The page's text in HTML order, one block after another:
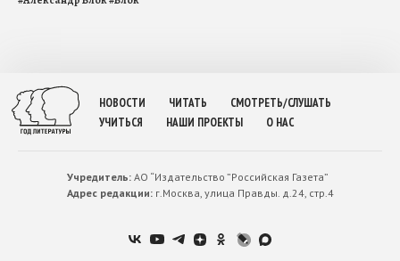
НОВОСТИ ЧИТАТЬ
СМОТРЕТЬ/СЛУШАТЬ
УЧИТЬСЯ
НАШИ ПРОЕКТЫ О НАС
Учредитель:АО “Издательство ”Российская Газета”
Адрес редакции:г.Москва, улица Правды. д.24, стр.4